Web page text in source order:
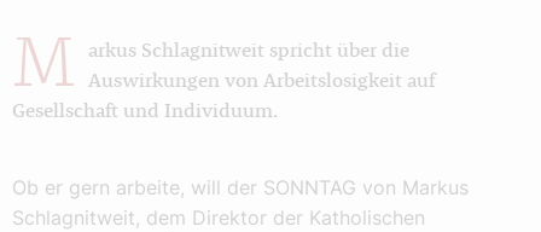
M
arkus Schlagnitweit spricht über die
Auswirkungen von Arbeitslosigkeit auf
Gesellschaft und Individuum.
Ob er gern arbeite, will der SONNTAG von Markus
Schlagnitweit, dem Direktor der Katholischen